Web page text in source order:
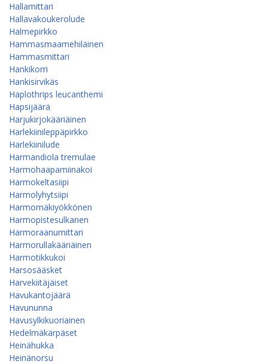
Hallamittari
Hallavakoukerolude
Halmepirkko
Hammasmaamehiläinen
Hammasmittari
Hankikorri
Hankisirvikäs
Haplothrips leucanthemi
Hapsijäärä
Harjukirjokääriäinen
Harlekiinileppäpirkko
Harlekiinilude
Harmandiola tremulae
Harmohaapamiinakoi
Harmokeltasiipi
Harmolyhytsiipi
Harmomäkiyökkönen
Harmopistesulkanen
Harmoraanumittari
Harmorullakääriäinen
Harmotikkukoi
Harsosääsket
Harvekiitäjäiset
Havukantojäärä
Havununna
Havusylkikuoriainen
Hedelmäkärpäset
Heinähukka
Heinänorsu